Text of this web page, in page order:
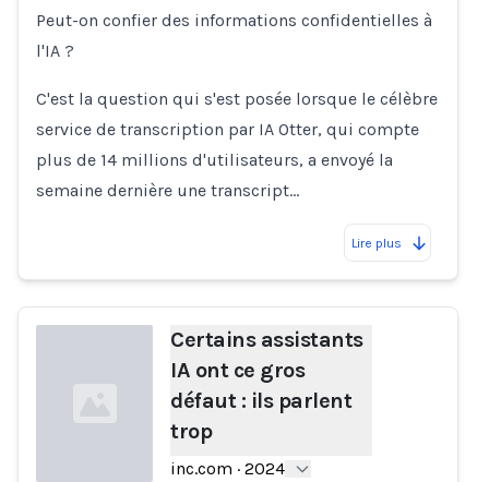
Peut-on confier des informations confidentielles à
l'IA ?
C'est la question qui s'est posée lorsque le célèbre
service de transcription par IA Otter, qui compte
plus de 14 millions d'utilisateurs, a envoyé la
semaine dernière une transcript…
Lire plus
Certains assistants
IA ont ce gros
défaut : ils parlent
trop
inc.com · 2024